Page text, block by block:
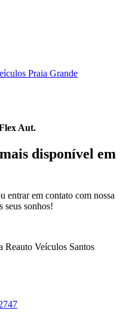
Praia Grande
Aut.
disponível em
entrar em contato com nossa
seus sonhos!
Reauto Veículos Santos